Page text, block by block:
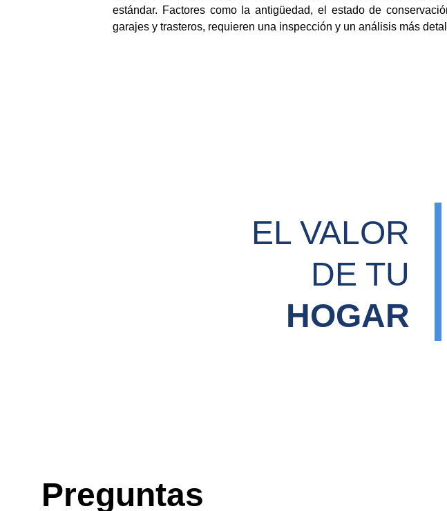
estándar. Factores como la antigüedad, el estado de
garajes y trasteros, requieren una inspección y un análisis más
EL VALOR
DE TU
HOGAR
Preguntas